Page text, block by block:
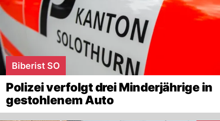
Biberist SO
Polizei verfolgt drei Minderjährige in
gestohlenem Auto